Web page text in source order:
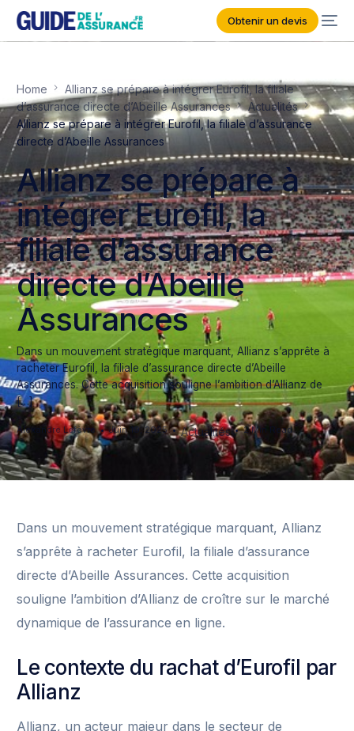
Obtenir un devis
Home
Allianz se prépare à intégrer Eurofil, la filiale
d’assurance directe d’Abeille Assurances
Actualités
Allianz se prépare à intégrer Eurofil, la filiale d’assurance
directe d’Abeille Assurances
Allianz se prépare à
intégrer Eurofil, la
filiale d’assurance
directe d’Abeille
Assurances
Dans un mouvement stratégique marquant, Allianz s’apprête à
racheter Eurofil, la filiale d’assurance directe d’Abeille
Assurances. Cette acquisition souligne l’ambition d’Allianz de
[…]
Alexandre Lefèvre Juin 19, 2025 Actualités 2 Min Read
Dans un mouvement stratégique marquant, Allianz
s’apprête à racheter Eurofil, la filiale d’assurance
directe d’Abeille Assurances. Cette acquisition
souligne l’ambition d’Allianz de croître sur le marché
dynamique de l’assurance en ligne.
Le contexte du rachat d’Eurofil par
Allianz
Allianz, un acteur majeur dans le secteur de